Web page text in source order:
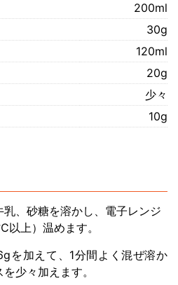
200ml
30g
120ml
20g
少々
10g
、砂糖を溶かし、電子レンジ
上）温めます。
を加えて、1分間よく混ぜ溶か
少々加えます。